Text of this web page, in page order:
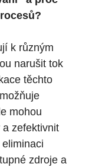
k různým
narušit tok
těchto
mohou
zefektivnit
zdroje a